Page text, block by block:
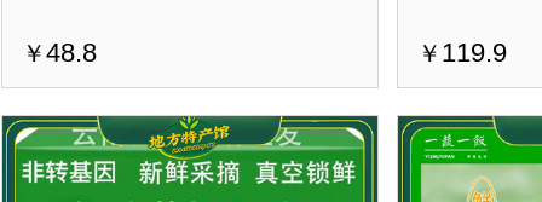
￥48.8 ￥ 119.9